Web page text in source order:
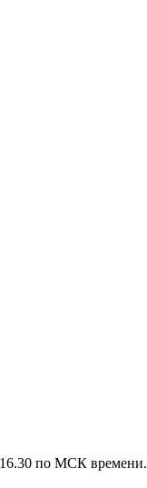
по МСК времени.